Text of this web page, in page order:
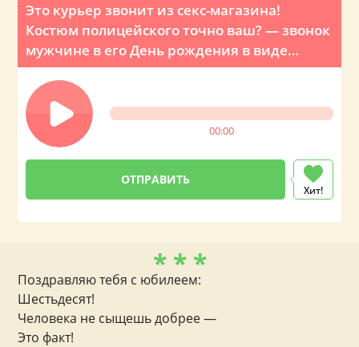
Это курьер звонит из секс-магазина!
Костюм полицейского точно ваш? — звонок
мужчине в его День рождения в виде
шуточного розыгрыша
00:00
Хит!
* * *
Поздравляю тебя с юбилеем:
Шестьдесят!
Человека не сыщешь добрее —
Это факт!